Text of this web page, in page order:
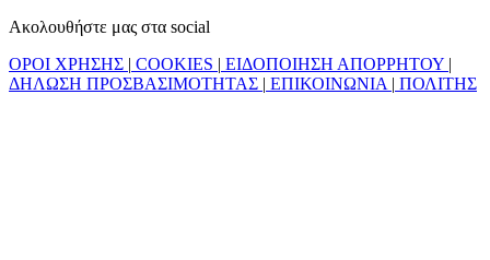
Ακολουθήστε μας στα social
ΟΡΟΙ ΧΡΗΣΗΣ | COOKIES | ΕΙΔΟΠΟΙΗΣΗ ΑΠΟΡΡΗΤΟΥ |
ΔΗΛΩΣΗ ΠΡΟΣΒΑΣΙΜΟΤΗΤΑΣ | ΕΠΙΚΟΙΝΩΝΙΑ | ΠΟΛΙΤΗΣ